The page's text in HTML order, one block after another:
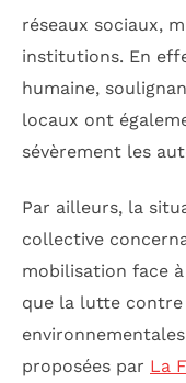
réseaux sociaux,
institutions. En
humaine,
locaux ont
sévèrement les
Par ailleurs, la
collective
mobilisation face
que la lutte contre
proposées par La